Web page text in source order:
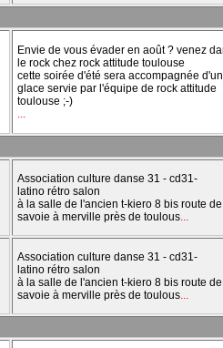
Envie de vous évader en août ? venez
le rock chez rock attitude toulouse
cette soirée d'été sera accompagnée
glace servie par l'équipe de rock attitude
toulouse ;-)
...
Association culture danse 31 - cd31-
latino rétro salon
à la salle de l'ancien t-kiero 8 bis route de
savoie à merville près de toulous...
Association culture danse 31 - cd31-
latino rétro salon
à la salle de l'ancien t-kiero 8 bis route de
savoie à merville près de toulous...